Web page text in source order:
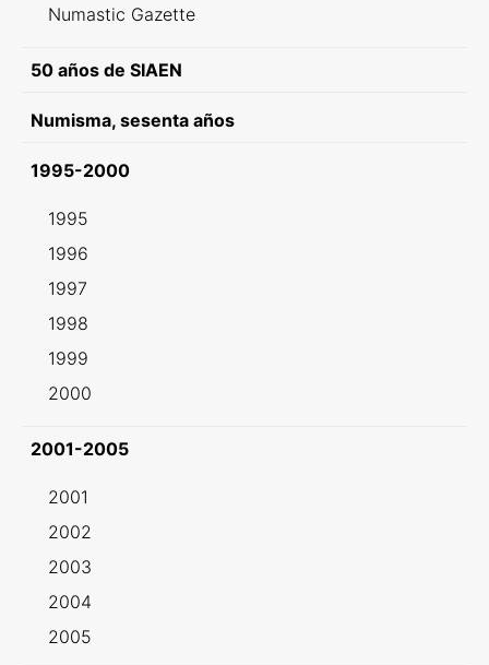
Numastic Gazette
50 años de SIAEN
Numisma, sesenta años
1995-2000
1995
1996
1997
1998
1999
2000
2001-2005
2001
2002
2003
2004
2005